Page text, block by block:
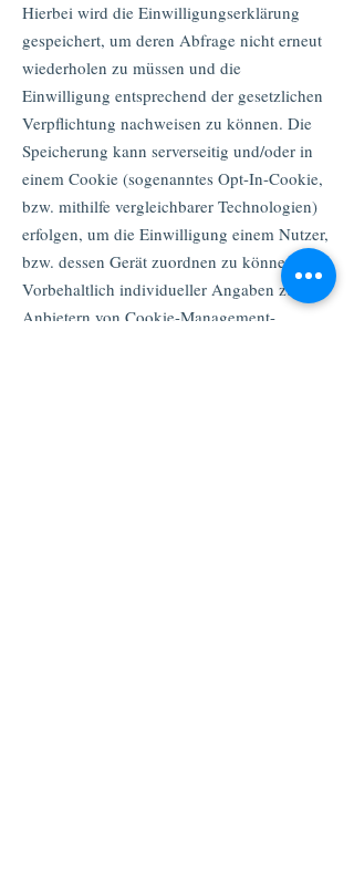
Hierbei wird die Einwilligungserklärung
gespeichert, um deren Abfrage nicht erneut
wiederholen zu müssen und die
Einwilligung entsprechend der gesetzlichen
Verpflichtung nachweisen zu können. Die
Speicherung kann serverseitig und/oder in
einem Cookie (sogenanntes Opt-In-Cookie,
bzw. mithilfe vergleichbarer Technologien)
erfolgen, um die Einwilligung einem Nutzer,
bzw. dessen Gerät zuordnen zu können.
Vorbehaltlich individueller Angaben zu den
Anbietern von Cookie-Management-